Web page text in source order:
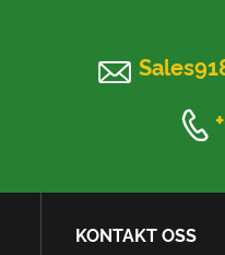


KONTAKT OSS